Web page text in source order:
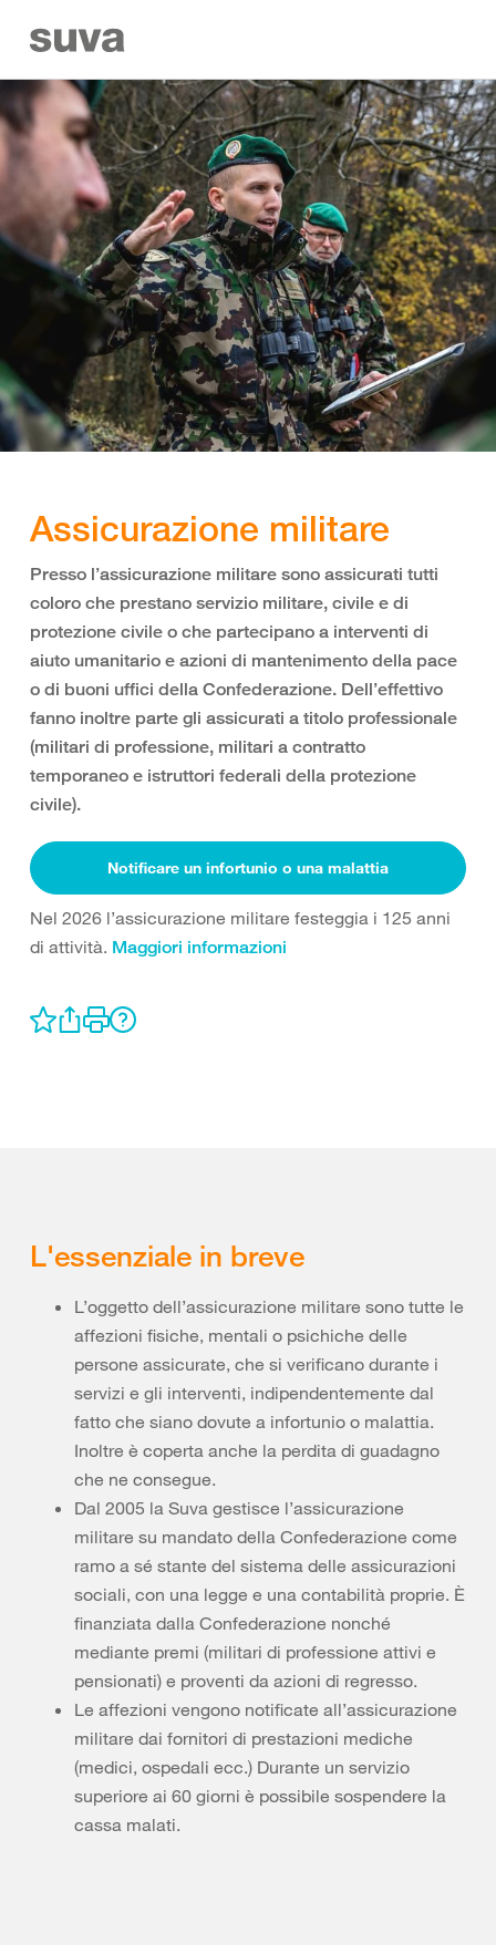
Assicurazione militare
Presso l’assicurazione militare sono assicurati tutti
coloro che prestano servizio militare, civile e di
protezione civile o che partecipano a interventi di
aiuto umanitario e azioni di mantenimento della pace
o di buoni uffici della Confederazione. Dell’effettivo
fanno inoltre parte gli assicurati a titolo professionale
(militari di professione, militari a contratto
temporaneo e istruttori federali della protezione
civile).
Notificare un infortunio o una malattia
Nel 2026 l’assicurazione militare festeggia i 125 anni
di attività. Maggiori informazioni
L'essenziale in breve
L’oggetto dell’assicurazione militare sono tutte le
affezioni fisiche, mentali o psichiche delle
persone assicurate, che si verificano durante i
servizi e gli interventi, indipendentemente dal
fatto che siano dovute a infortunio o malattia.
Inoltre è coperta anche la perdita di guadagno
che ne consegue.
Dal 2005 la Suva gestisce l’assicurazione
militare su mandato della Confederazione come
ramo a sé stante del sistema delle assicurazioni
sociali, con una legge e una contabilità proprie. È
finanziata dalla Confederazione nonché
mediante premi (militari di professione attivi e
pensionati) e proventi da azioni di regresso.
Le affezioni vengono notificate all’assicurazione
militare dai fornitori di prestazioni mediche
(medici, ospedali ecc.) Durante un servizio
superiore ai 60 giorni è possibile sospendere la
cassa malati.